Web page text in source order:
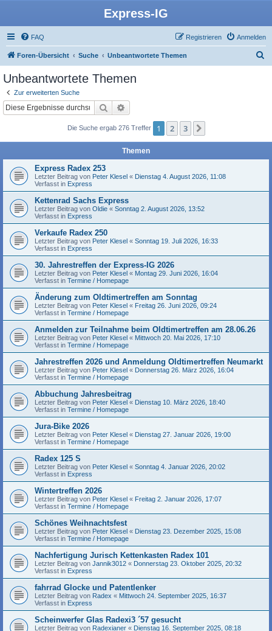
Express-IG
FAQ Anmelden
Registrieren
Foren-Übersicht Suche Unbeantwortete Themen
Unbeantwortete Themen
Zur erweiterten Suche
Suche
Die Suche ergab 276 Treffer 1 2 3
Themen
Express Radex 253
Letzter Beitrag von Peter Klesel « Dienstag 4. August 2026, 11:08
Verfasst in Express
Kettenrad Sachs Express
Letzter Beitrag von Oldie « Sonntag 2. August 2026, 13:52
Verfasst in Express
Verkaufe Radex 250
Letzter Beitrag von Peter Klesel « Sonntag 19. Juli 2026, 16:33
Verfasst in Express
30. Jahrestreffen der Express-IG 2026
Letzter Beitrag von Peter Klesel « Montag 29. Juni 2026, 16:04
Verfasst in Termine / Homepage
Änderung zum Oldtimertreffen am Sonntag
Letzter Beitrag von Peter Klesel « Freitag 26. Juni 2026, 09:24
Verfasst in Termine / Homepage
Anmelden zur Teilnahme beim Oldtimertreffen am 28.06.26
Letzter Beitrag von Peter Klesel « Mittwoch 20. Mai 2026, 17:10
Verfasst in Termine / Homepage
Jahrestreffen 2026 und Anmeldung Oldtimertreffen Neumarkt
Letzter Beitrag von Peter Klesel « Donnerstag 26. März 2026, 16:04
Verfasst in Termine / Homepage
Abbuchung Jahresbeitrag
Letzter Beitrag von Peter Klesel « Dienstag 10. März 2026, 18:40
Verfasst in Termine / Homepage
Jura-Bike 2026
Letzter Beitrag von Peter Klesel « Dienstag 27. Januar 2026, 19:00
Verfasst in Termine / Homepage
Radex 125 S
Letzter Beitrag von Peter Klesel « Sonntag 4. Januar 2026, 20:02
Verfasst in Express
Wintertreffen 2026
Letzter Beitrag von Peter Klesel « Freitag 2. Januar 2026, 17:07
Verfasst in Termine / Homepage
Schönes Weihnachtsfest
Letzter Beitrag von Peter Klesel « Dienstag 23. Dezember 2025, 15:08
Verfasst in Termine / Homepage
Nachfertigung Jurisch Kettenkasten Radex 101
Letzter Beitrag von Jannik3012 « Donnerstag 23. Oktober 2025, 20:32
Verfasst in Express
fahrrad Glocke und Patentlenker
Letzter Beitrag von Radex « Mittwoch 24. September 2025, 16:37
Verfasst in Express
Scheinwerfer Glas Radexi3 ´57 gesucht
Letzter Beitrag von Radexianer « Dienstag 16. September 2025, 08:18